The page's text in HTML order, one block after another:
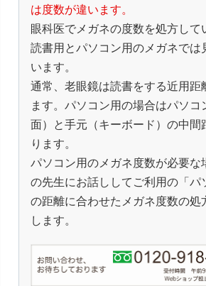
は度数が違います。
眼科医でメガネの度数を処方して
読書用とパソコン用のメガネでは
います。
通常、老眼鏡は読書をする近用距
ます。パソコン用の場合はパソコ
面）と手元（キーボード）の中間
ります。
パソコン用のメガネ度数が必要な
の先生にお話ししてご利用の「パ
の距離に合わせたメガネ度数の処
します。